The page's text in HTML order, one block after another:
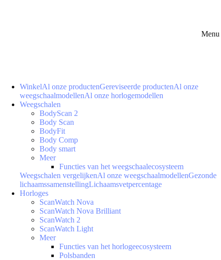
Menu
WinkelAl onze productenGereviseerde productenAl onze
weegschaalmodellenAl onze horlogemodellen
Weegschalen
BodyScan 2
Body Scan
BodyFit
Body Comp
Body smart
Meer
Functies van het weegschaalecosysteem
Weegschalen vergelijkenAl onze weegschaalmodellenGezonde
lichaamssamenstellingLichaamsvetpercentage
Horloges
ScanWatch Nova
ScanWatch Nova Brilliant
ScanWatch 2
ScanWatch Light
Meer
Functies van het horlogeecosysteem
Polsbanden